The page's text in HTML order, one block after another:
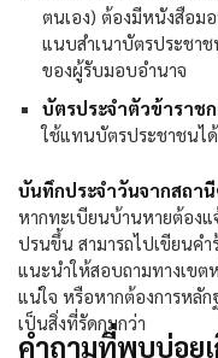
ตนเอง) ต้องมีหนังสือม
แนบสำเนาบัตรประชา
ของผู้รับมอบอำนาจ
บัตรประจำตัวข้าราช
ใช้แทนบัตรประชาชนได้
บันทึกประจำวันจากสถานี
หากทะเบียนบ้านหายต้องแ
ปรนขึ้น สามารถไปเขียนคำ
แนะนำให้สอบถามทางเข
แน่ใจ หรือหากต้องการหลั
เป็นสิ่งที่รัดกุมกว่า
คำถามที่พบบ่อย